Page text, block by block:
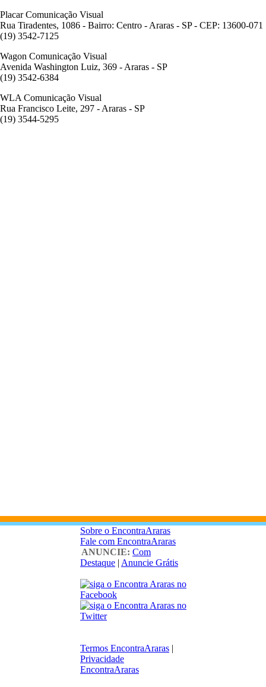
Placar Comunicação Visual
Rua Tiradentes, 1086 - Bairro: Centro - Araras - SP - CEP: 13600-071
(19) 3542-7125
Wagon Comunicação Visual
Avenida Washington Luiz, 369 - Araras - SP
(19) 3542-6384
WLA Comunicação Visual
Rua Francisco Leite, 297 - Araras - SP
(19) 3544-5295
Sobre o EncontraAraras
Fale com EncontraAraras
ANUNCIE: Com
Destaque | Anuncie Grátis
Termos EncontraAraras |
Privacidade
EncontraAraras